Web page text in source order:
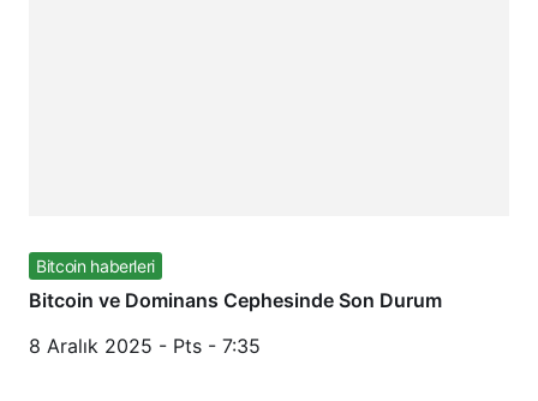
Bitcoin haberleri
Bitcoin ve Dominans Cephesinde Son Durum
8 Aralık 2025 - Pts - 7:35